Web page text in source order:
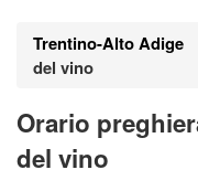
Trentino-Alto Adige
del vino
Orario
del vino